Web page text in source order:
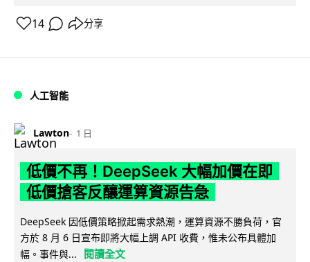
14 分享
人工智能
Lawton 1 日
低價不再！DeepSeek 大幅加價在即
低價搶客反釀運算資源告急
DeepSeek 因低價策略掀起需求熱潮，運算資源不勝負荷，官
方於 8 月 6 日宣布即將大幅上調 API 收費，惟未公布具體加
幅。事件與...
閱讀全文